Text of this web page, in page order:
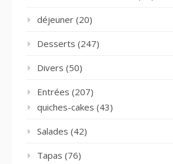
déjeuner (20)
Desserts (247)
Divers (50)
Entrées (207)
quiches-cakes (43)
Salades (42)
Tapas (76)